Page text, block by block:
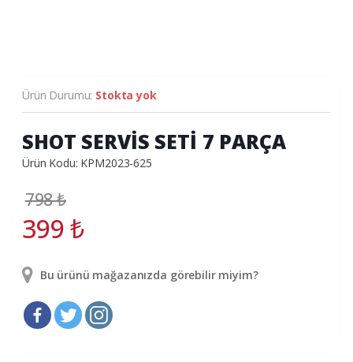
Ürün Durumu: Stokta yok
SHOT SERVİS SETİ 7 PARÇA
Ürün Kodu: KPM2023-625
798₺
399₺
Bu ürünü mağazanızda görebilir miyim?